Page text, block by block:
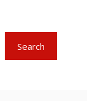
Search